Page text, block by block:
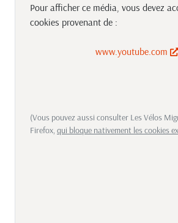
Pour afficher ce média, vous devez
cookies provenant de :
www.youtube.com
(Vous pouvez aussi consulter Les Vélos
Firefox, qui bloque nativement les cookies